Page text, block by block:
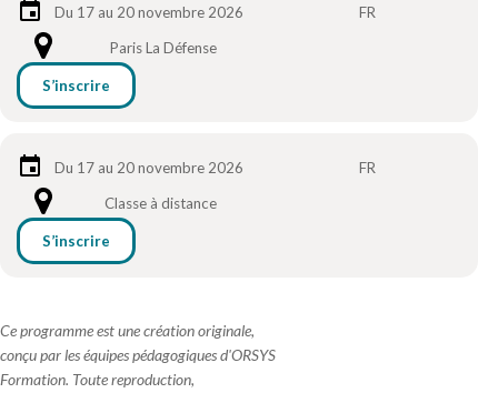
Du 17 au 20 novembre 2026
FR
Paris La Défense
S’inscrire
Du 17 au 20 novembre 2026
FR
Classe à distance
S’inscrire
Ce programme est une création originale,
conçu par les équipes pédagogiques d'ORSYS
Formation. Toute reproduction,